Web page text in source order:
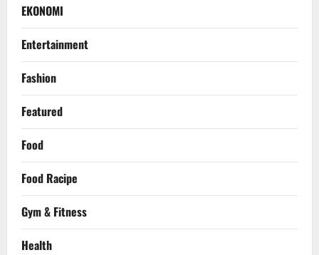
EKONOMI
Entertainment
Fashion
Featured
Food
Food Racipe
Gym & Fitness
Health